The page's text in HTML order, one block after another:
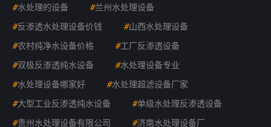
#水处理的设备 #兰州水处理设备
#反渗透水处理设备价钱 #山西水处理设备
#农村纯净水设备价格 #工厂反渗透设备
#双极反渗透纯水设备 #水处理设备专业
#水处理设备哪家好 #水处理超滤设备厂家
#大型工业反渗透纯水设备 #单级水处理反渗透设备
#贵州水处理设备有限公司 #济南水处理设备厂